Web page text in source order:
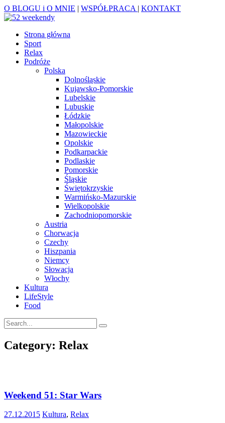
O BLOGU i O MNIE | WSPÓŁPRACA | KONTAKT
Strona główna
Sport
Relax
Podróże
Polska
Dolnośląskie
Kujawsko-Pomorskie
Lubelskie
Lubuskie
Łódzkie
Małopolskie
Mazowieckie
Opolskie
Podkarpackie
Podlaskie
Pomorskie
Śląskie
Świętokrzyskie
Warmińsko-Mazurskie
Wielkopolskie
Zachodniopomorskie
Austria
Chorwacja
Czechy
Hiszpania
Niemcy
Słowacja
Włochy
Kultura
LifeStyle
Food
Category: Relax
Weekend 51: Star Wars
27.12.2015 Kultura, Relax